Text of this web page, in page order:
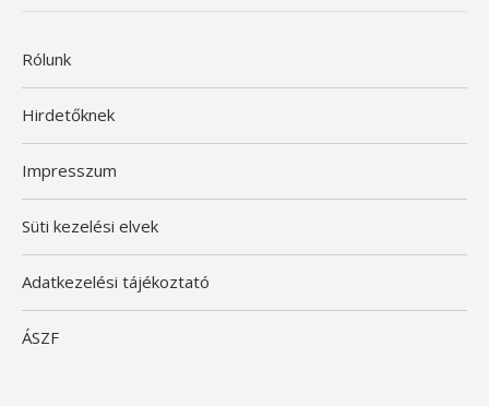
Rólunk
Hirdetőknek
Impresszum
Süti kezelési elvek
Adatkezelési tájékoztató
ÁSZF